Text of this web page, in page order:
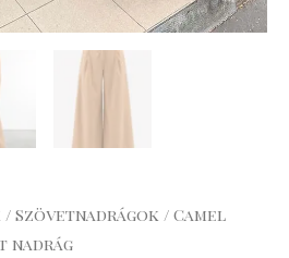
/ Szövetnadrágok / Camel
nadrág